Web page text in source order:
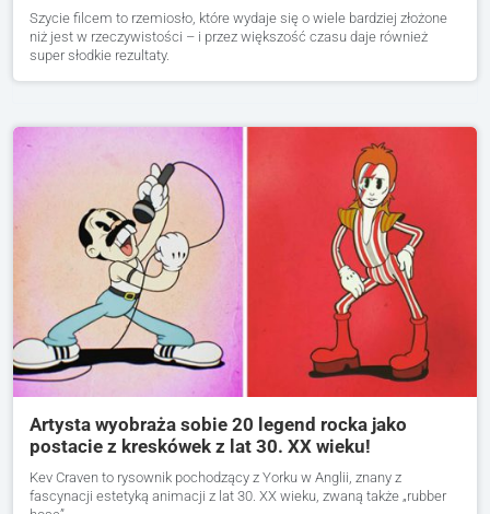
Szycie filcem to rzemiosło, które wydaje się o wiele bardziej złożone
niż jest w rzeczywistości – i przez większość czasu daje również
super słodkie rezultaty.
Artysta wyobraża sobie 20 legend rocka jako
postacie z kreskówek z lat 30. XX wieku!
Kev Craven to rysownik pochodzący z Yorku w Anglii, znany z
fascynacji estetyką animacji z lat 30. XX wieku, zwaną także „rubber